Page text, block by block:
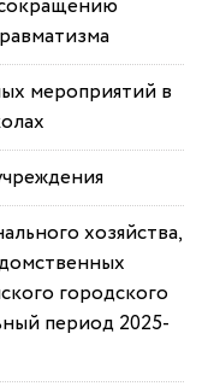
мероприятий в
хозяйства,
городского
период 2025-